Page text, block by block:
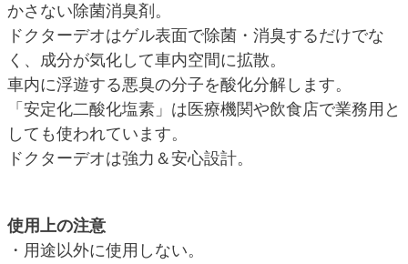
かさない除菌消臭剤。
ドクターデオはゲル表面で除菌・消臭するだけでな
く、成分が気化して車内空間に拡散。
車内に浮遊する悪臭の分子を酸化分解します。
「安定化二酸化塩素」は医療機関や飲食店で業務用と
しても使われています。
ドクターデオは強力＆安心設計。
使用上の注意
・用途以外に使用しない。